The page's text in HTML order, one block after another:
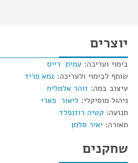
יוצרים
בימוי ועריכה: עמית רייס
שותף לבימוי ולעריכה: גמא פריד
עיצוב במה: זוהר אלמליח
ניהול מוסיקלי: ליאור פארי
תנועה: קטיה רוזנפלד
תאורה: יאיר סלמן
שחקנים